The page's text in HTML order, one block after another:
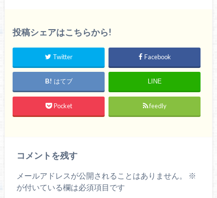
投稿シェアはこちらから!
Twitter Facebook
はてブ LINE
Pocket feedly
コメントを残す
メールアドレスが公開されることはありません。
※
が付いている欄は必須項目です